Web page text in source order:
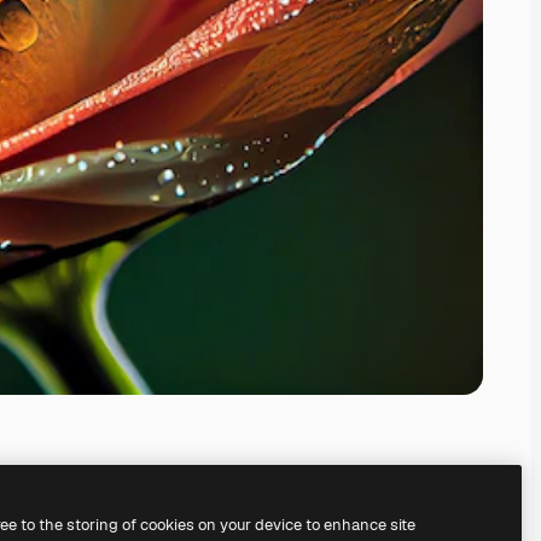
gerador de imagens com IA.
to the storing of cookies on your device to enhance site